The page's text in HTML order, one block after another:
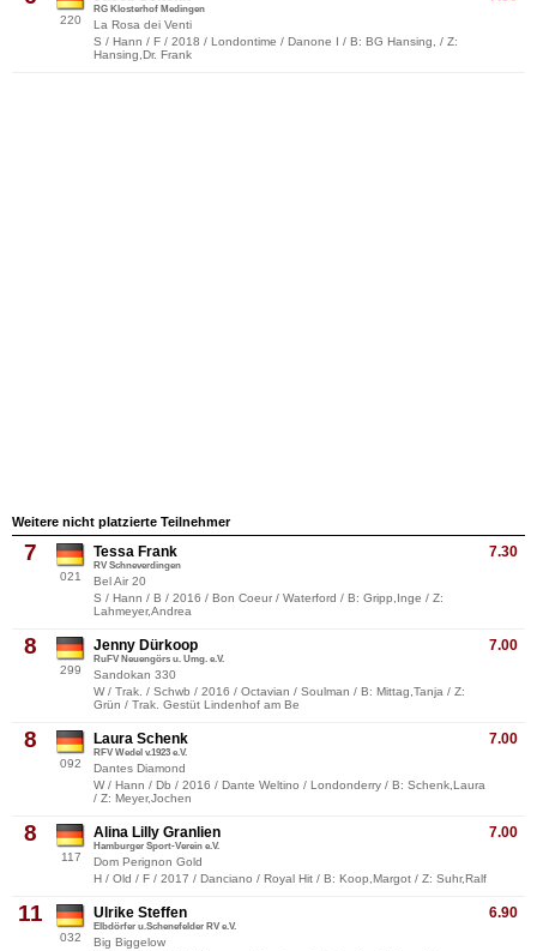
220
RG Klosterhof Medingen
La Rosa dei Venti
S / Hann / F / 2018 / Londontime / Danone I / B: BG Hansing, / Z:
Hansing,Dr. Frank
Weitere nicht platzierte Teilnehmer
7
021
7.30
Tessa Frank
RV Schneverdingen
Bel Air 20
S / Hann / B / 2016 / Bon Coeur / Waterford / B: Gripp,Inge / Z:
Lahmeyer,Andrea
8
299
7.00
Jenny Dürkoop
RuFV Neuengörs u. Umg. e.V.
Sandokan 330
W / Trak. / Schwb / 2016 / Octavian / Soulman / B: Mittag,Tanja / Z:
Grün / Trak. Gestüt Lindenhof am Be
8
092
7.00
Laura Schenk
RFV Wedel v.1923 e.V.
Dantes Diamond
W / Hann / Db / 2016 / Dante Weltino / Londonderry / B: Schenk,Laura
/ Z: Meyer,Jochen
8
117
7.00
Alina Lilly Granlien
Hamburger Sport-Verein e.V.
Dom Perignon Gold
H / Old / F / 2017 / Danciano / Royal Hit / B: Koop,Margot / Z: Suhr,Ralf
11
032
6.90
Ulrike Steffen
Elbdörfer u.Schenefelder RV e.V.
Big Biggelow